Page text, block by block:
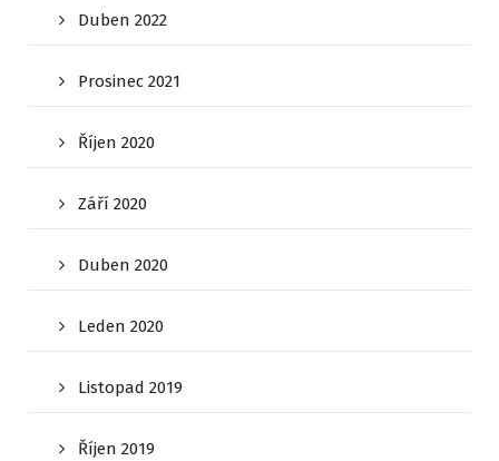
Duben 2022
Prosinec 2021
Říjen 2020
Září 2020
Duben 2020
Leden 2020
Listopad 2019
Říjen 2019